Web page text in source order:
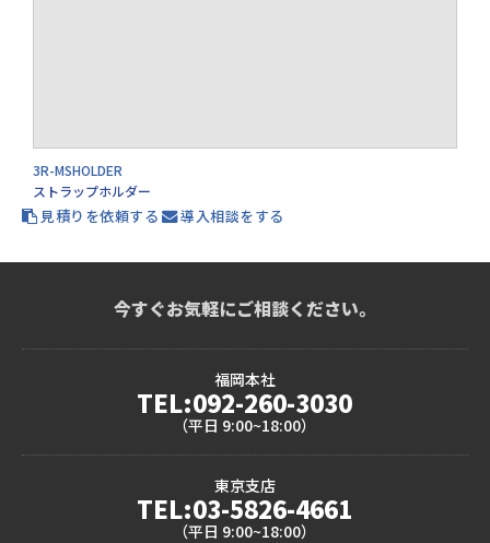
3R-MSHOLDER
ストラップホルダー
見積りを依頼する 導入相談をする
今すぐお気軽にご相談ください。
福岡本社
TEL:092-260-3030
（平日 9:00~18:00）
東京支店
TEL:03-5826-4661
（平日 9:00~18:00）